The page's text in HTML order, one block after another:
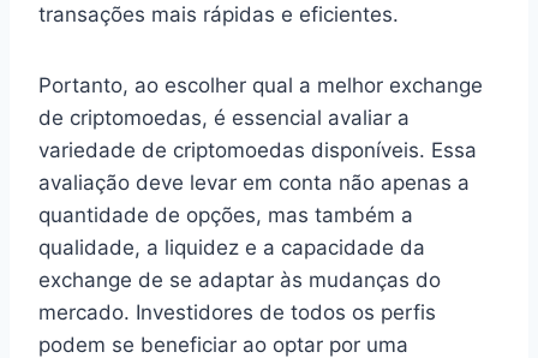
transações mais rápidas e eficientes.
Portanto, ao escolher qual a melhor exchange
de criptomoedas, é essencial avaliar a
variedade de criptomoedas disponíveis. Essa
avaliação deve levar em conta não apenas a
quantidade de opções, mas também a
qualidade, a liquidez e a capacidade da
exchange de se adaptar às mudanças do
mercado. Investidores de todos os perfis
podem se beneficiar ao optar por uma